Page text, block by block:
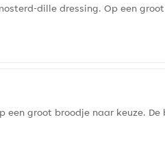
dille dressing. Op een
een groot broodje naar keuze.